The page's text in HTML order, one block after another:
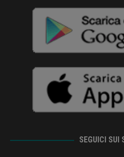
SEGUICI SUI